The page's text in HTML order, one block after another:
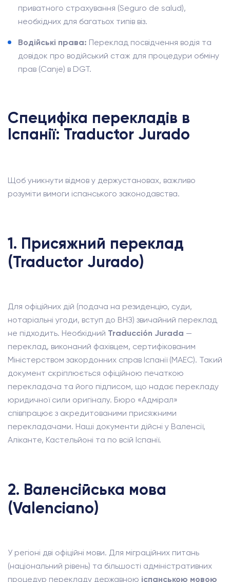
приватного страхування (Seguro de salud),
необхідних для багатьох типів віз.
Водійські права: Переклад посвідчення водія та
довідок про водійський стаж для процедури обміну
прав (Canje) в DGT.
Специфіка перекладів в
Іспанії: Traductor Jurado
Щоб уникнути відмов у держустановах, важливо
розуміти вимоги іспанського законодавства.
1. Присяжний переклад
(Traductor Jurado)
Для офіційних дій (подача на резиденцію, суди,
нотаріальні угоди, вступ до ВНЗ) звичайний переклад
не підходить. Необхідний Traducción Jurada —
переклад, виконаний фахівцем, сертифікованим
Міністерством закордонних справ Іспанії (MAEC). Такий
документ скріплюється офіційною печаткою
перекладача та його підписом, що надає перекладу
юридичної сили оригіналу. Бюро «Адмірал»
співпрацює з акредитованими присяжними
перекладачами. Наші документи дійсні у Валенсії,
Аліканте, Кастельйоні та по всій Іспанії.
2. Валенсійська мова
(Valenciano)
У регіоні дві офіційні мови. Для міграційних питань
(національний рівень) та більшості адміністративних
процедур перекладу державною іспанською мовою